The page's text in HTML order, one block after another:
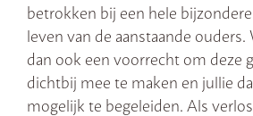
betrokken bij een hele
leven van de aanstaande
dan ook een voorrecht om deze
dichtbij mee te maken en jullie
mogelijk te begeleiden. Als